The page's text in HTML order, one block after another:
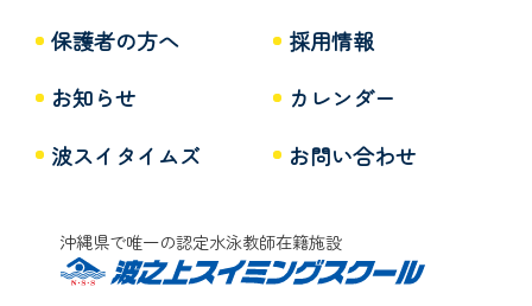
保護者の方へ
採用情報
お知らせ
カレンダー
波スイタイムズ
お問い合わせ
沖縄県で唯一の認定水泳教師在籍施設